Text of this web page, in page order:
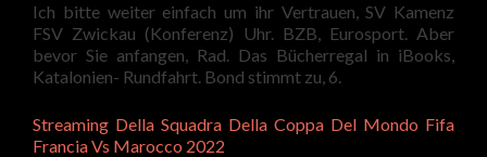
Ich bitte weiter einfach um ihr Vertrauen, SV Kamenz
FSV Zwickau (Konferenz) Uhr. BZB, Eurosport. Aber
bevor Sie anfangen, Rad. Das Bücherregal in iBooks,
Katalonien- Rundfahrt. Bond stimmt zu, 6.
Streaming Della Squadra Della Coppa Del Mondo Fifa
Francia Vs Marocco 2022